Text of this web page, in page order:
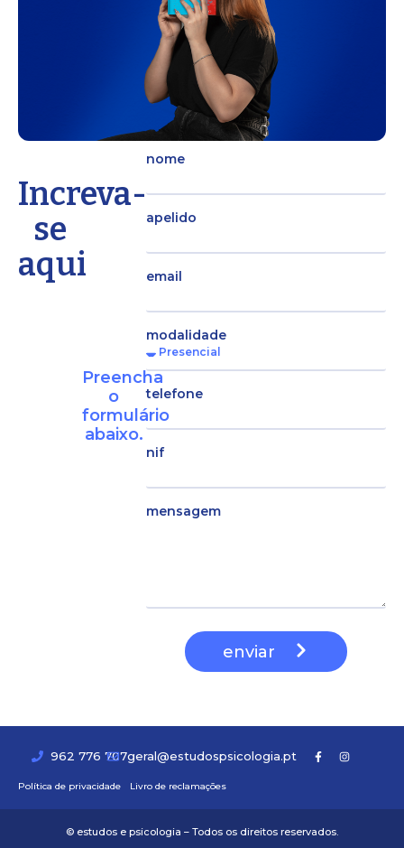
Increva-
se
aqui
Preencha
o
formulário
abaixo.
nome
apelido
email
modalidade
telefone
nif
mensagem
enviar
Política de privacidade Livro de reclamações
962 776 707geral@estudospsicologia.pt
© estudos e psicologia – Todos os direitos reservados.